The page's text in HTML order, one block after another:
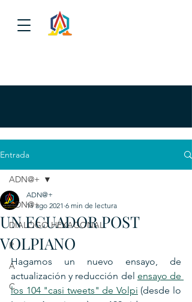
Entrada
ADN@+
DIALOGO HEXAGONAL
P
A
C
ADN@+
UN ECUADOR POST
VOLPIANO
ADN@+
11 ago 2021 6 min de lectura
Hagamos un nuevo ensayo, de
actualización y reducción del ensayo de
los 104 "casi tweets" de Volpi (desde lo